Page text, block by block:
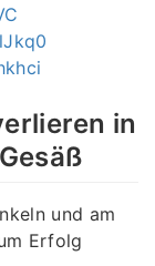
in
und am
Erfolg